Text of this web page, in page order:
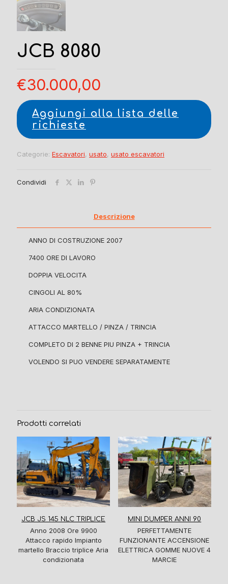
JCB 8080
€30.000,00
Aggiungi alla lista delle
richieste
Categorie: Escavatori, usato, usato escavatori
Condividi
Descrizione
ANNO DI COSTRUZIONE 2007
7400 ORE DI LAVORO
DOPPIA VELOCITA
CINGOLI AL 80%
ARIA CONDIZIONATA
ATTACCO MARTELLO / PINZA / TRINCIA
COMPLETO DI 2 BENNE PIU PINZA + TRINCIA
VOLENDO SI PUO VENDERE SEPARATAMENTE
Prodotti correlati
JCB JS 145 NLC TRIPLICE
Anno 2008 Ore 9900
Attacco rapido Impianto
martello Braccio triplice Aria
condizionata
MINI DUMPER ANNI 90
PERFETTAMENTE
FUNZIONANTE ACCENSIONE
ELETTRICA GOMME NUOVE 4
MARCIE